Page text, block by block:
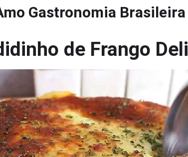
Gastronomia Brasileira
de Frango